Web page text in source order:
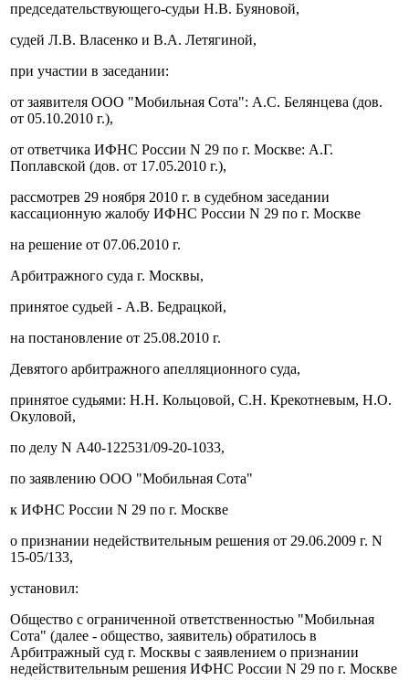
председательствующего-судьи Н.В. Буяновой,
судей Л.В. Власенко и В.А. Летягиной,
при участии в заседании:
от заявителя ООО "Мобильная Сота": А.С. Белянцева (дов.
от 05.10.2010 г.),
от ответчика ИФНС России N 29 по г. Москве: А.Г.
Поплавской (дов. от 17.05.2010 г.),
рассмотрев 29 ноября 2010 г. в судебном заседании
кассационную жалобу ИФНС России N 29 по г. Москве
на решение от 07.06.2010 г.
Арбитражного суда г. Москвы,
принятое судьей - А.В. Бедрацкой,
на постановление от 25.08.2010 г.
Девятого арбитражного апелляционного суда,
принятое судьями: Н.Н. Кольцовой, С.Н. Крекотневым, Н.О.
Окуловой,
по делу N А40-122531/09-20-1033,
по заявлению ООО "Мобильная Сота"
к ИФНС России N 29 по г. Москве
о признании недействительным решения от 29.06.2009 г. N
15-05/133,
установил:
Общество с ограниченной ответственностью "Мобильная
Сота" (далее - общество, заявитель) обратилось в
Арбитражный суд г. Москвы с заявлением о признании
недействительным решения ИФНС России N 29 по г. Москве